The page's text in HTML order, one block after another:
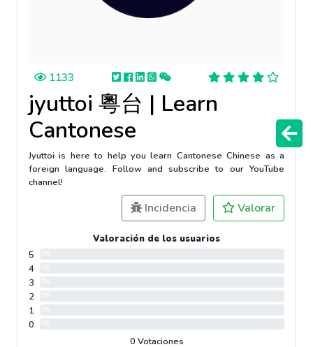
1133
jyuttoi 粵台 | Learn
Cantonese
Jyuttoi is here to help you learn Cantonese Chinese as a
foreign language. Follow and subscribe to our YouTube
channel!
Incidencia Valorar
Valoración de los usuarios
5
4
3
2
1
0
0 Votaciones